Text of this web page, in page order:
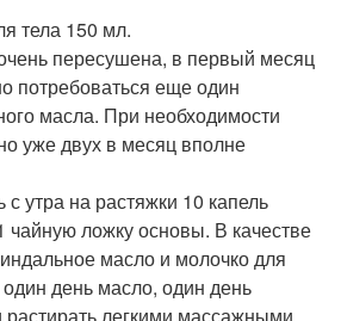
тела 150 мл.
пересушена, в первый месяц
потребоваться еще один
масла. При необходимости
уже двух в месяц вполне
утра на растяжки 10 капель
чайную ложку основы. В качестве
масло и молочко для
день масло, один день